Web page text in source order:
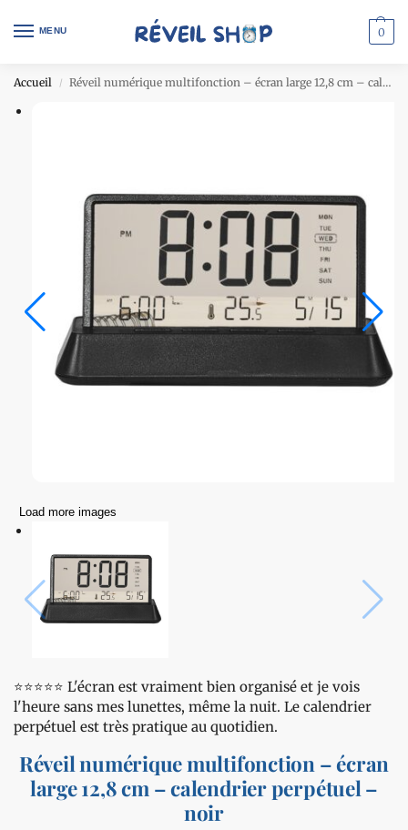
MENU 0
Accueil / Réveil numérique multifonction – écran large 12,8 cm – calendrier perpétuel – noir
Load more images
⭐️⭐️⭐️⭐️⭐️ L'écran est vraiment bien organisé et je vois
l'heure sans mes lunettes, même la nuit. Le calendrier
perpétuel est très pratique au quotidien.
Réveil numérique multifonction – écran
large 12,8 cm – calendrier perpétuel –
noir